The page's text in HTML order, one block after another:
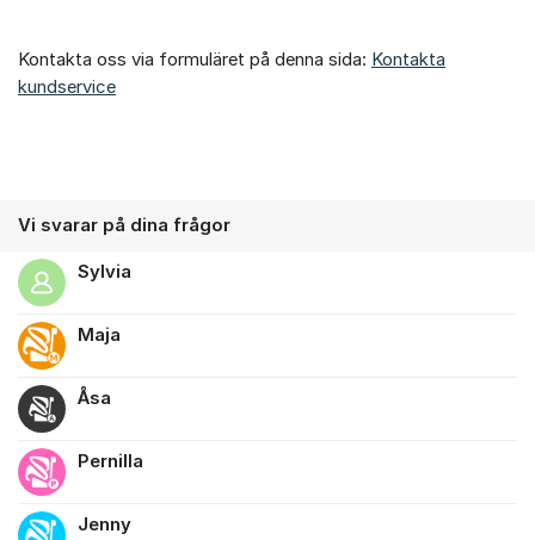
Kontakta oss via formuläret på denna sida: Kontakta
kundservice
Vi svarar på dina frågor
Sylvia
Maja
Åsa
Pernilla
Jenny